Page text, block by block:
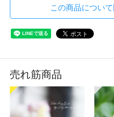
この商品につい
売れ筋商品